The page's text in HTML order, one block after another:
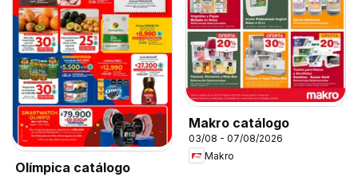
Olímpica catálogo
Makro catálogo
03/08 - 07/08/2026
Makro